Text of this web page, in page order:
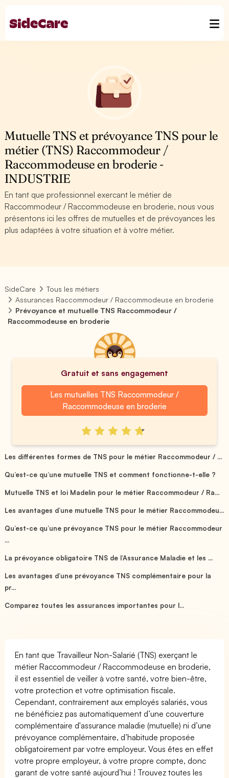
Mutuelle TNS et prévoyance TNS pour le
métier (TNS) Raccommodeur /
Raccommodeuse en broderie -
INDUSTRIE
En tant que professionnel exercant le métier de
Raccommodeur / Raccommodeuse en broderie, nous vous
présentons ici les offres de mutuelles et de prévoyances les
plus adaptées à votre situation et à votre métier.
SideCare
Tous les métiers
Assurances Raccommodeur / Raccommodeuse en broderie
Prévoyance et mutuelle TNS Raccommodeur /
Raccommodeuse en broderie
Gratuit et sans engagement
Les mutuelles TNS Raccommodeur /
Raccommodeuse en broderie
Les différentes formes de TNS pour le métier Raccommodeur / ...
Qu’est-ce qu’une mutuelle TNS et comment fonctionne-t-elle ?
Mutuelle TNS et loi Madelin pour le métier Raccommodeur / Ra...
Les avantages d’une mutuelle TNS pour le métier Raccommodeu...
Qu’est-ce qu’une prévoyance TNS pour le métier Raccommodeur
...
La prévoyance obligatoire TNS de l’Assurance Maladie et les ...
Les avantages d’une prévoyance TNS complémentaire pour la
pr...
Comparez toutes les assurances importantes pour l...
En tant que Travailleur Non-Salarié (TNS) exerçant le
métier Raccommodeur / Raccommodeuse en broderie,
il est essentiel de veiller à votre santé, votre bien-être,
votre protection et votre optimisation fiscale.
Cependant, contrairement aux employés salariés, vous
ne bénéficiez pas automatiquement d’une couverture
complémentaire d'assurance maladie (mutuelle) ni d’une
prévoyance complémentaire, d’habitude proposée
obligatoirement par votre employeur. Vous êtes en effet
votre propre employeur, à votre propre compte, donc
garant de votre santé aujourd’hui ! Trouvez toutes les